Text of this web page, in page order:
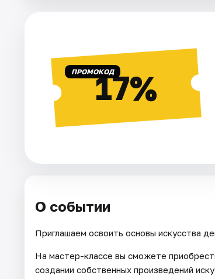
ПРОМОКОД17%
О событии
Приглашаем освоить основы искусства
На мастер-классе вы сможете
создании собственных произведений